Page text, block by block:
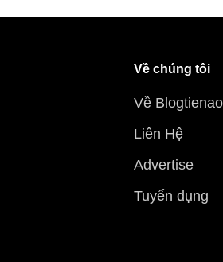
Về chúng tôi
Về Blogtienao
Liên Hệ
Advertise
Tuyển dụng